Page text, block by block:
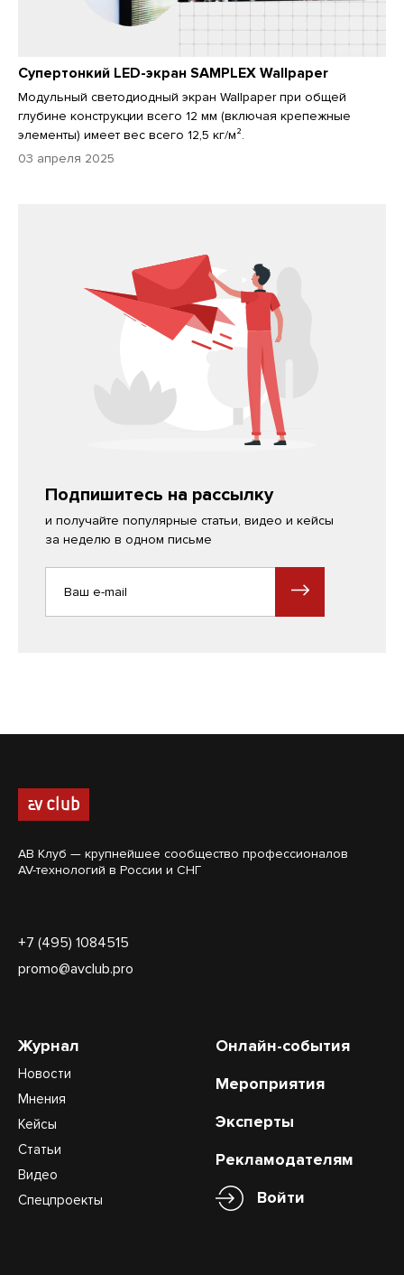
Супертонкий LED-экран SAMPLEX Wallpaper
Модульный светодиодный экран Wallpaper при общей
глубине конструкции всего 12 мм (включая крепежные
элементы) имеет вес всего 12,5 кг/м².
03 апреля 2025
Подпишитесь на рассылку
и получайте популярные статьи, видео и кейсы
за неделю в одном письме
АВ Клуб — крупнейшее сообщество профессионалов
AV-технологий в России и СНГ
+7 (495) 1084515
promo@avclub.pro
Журнал
Новости
Мнения
Кейсы
Статьи
Видео
Спецпроекты
Онлайн-события
Мероприятия
Эксперты
Рекламодателям
Войти